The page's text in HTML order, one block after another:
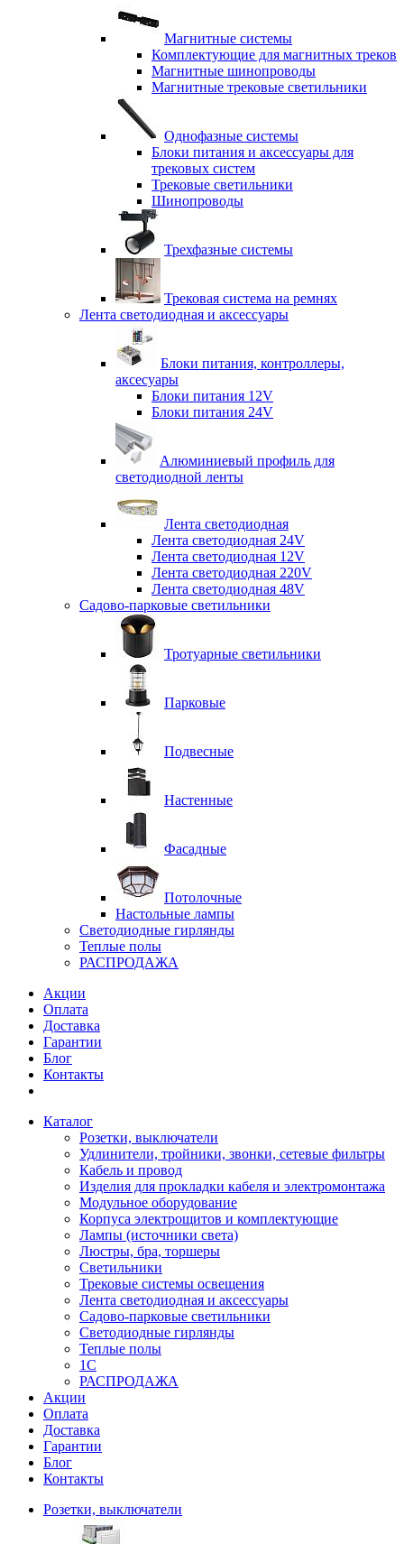
Магнитные системы
Комплектующие для магнитных треков
Магнитные шинопроводы
Магнитные трековые светильники
Однофазные системы
Блоки питания и аксессуары для
трековых систем
Трековые светильники
Шинопроводы
Трехфазные системы
Трековая система на ремнях
Лента светодиодная и аксессуары
Блоки питания, контроллеры,
аксесуары
Блоки питания 12V
Блоки питания 24V
Алюминиевый профиль для
светодиодной ленты
Лента светодиодная
Лента светодиодная 24V
Лента светодиодная 12V
Лента светодиодная 220V
Лента светодиодная 48V
Садово-парковые светильники
Тротуарные светильники
Парковые
Подвесные
Настенные
Фасадные
Потолочные
Настольные лампы
Светодиодные гирлянды
Теплые полы
РАСПРОДАЖА
Акции
Оплата
Доставка
Гарантии
Блог
Контакты
Каталог
Розетки, выключатели
Удлинители, тройники, звонки, сетевые фильтры
Кабель и провод
Изделия для прокладки кабеля и электромонтажа
Модульное оборудование
Корпуса электрощитов и комплектующие
Лампы (источники света)
Люстры, бра, торшеры
Светильники
Трековые системы освещения
Лента светодиодная и аксессуары
Садово-парковые светильники
Светодиодные гирлянды
Теплые полы
1С
РАСПРОДАЖА
Акции
Оплата
Доставка
Гарантии
Блог
Контакты
Розетки, выключатели